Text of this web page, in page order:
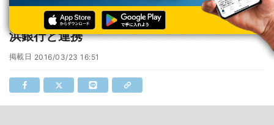
キリバ、日本企業の海外進出支援を目指し横
浜銀行と連携
掲載日 2016/03/23 16:51